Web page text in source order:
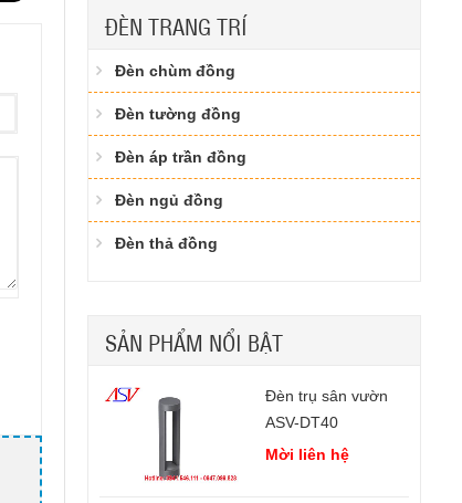
ĐÈN TRANG TRÍ
Đèn chùm đồng
Đèn tường đồng
Đèn áp trần đồng
Đèn ngủ đồng
Đèn thả đồng
SẢN PHẨM NỔI BẬT
Đèn trụ sân vườn
ASV-DT40
Mời liên hệ